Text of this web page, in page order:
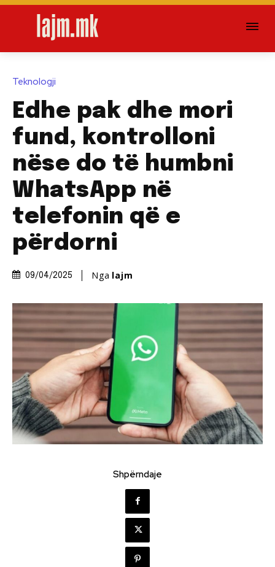
Teknologji
Edhe pak dhe mori
fund, kontrolloni
nëse do të humbni
WhatsApp në
telefonin që e
përdorni
09/04/2025 Nga lajm
Shpërndaje